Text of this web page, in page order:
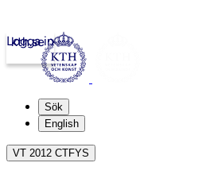
kth.se
Logga in
Sök
English
VT 2012 CTFYS